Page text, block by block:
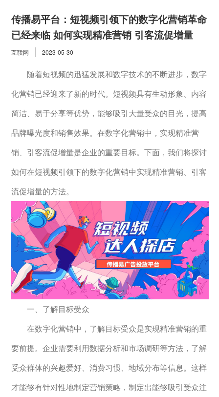
传播易平台：短视频引领下的数字化营销革命
已经来临 如何实现精准营销 引客流促增量
互联网 2023-05-30
随着短视频的迅猛发展和数字技术的不断进步，数字
化营销已经迎来了新的时代。短视频具有生动形象、内容
简洁、易于分享等优势，能够吸引大量受众的目光，提高
品牌曝光度和销售效果。在数字化营销中，实现精准营
销、引客流促增量是企业的重要目标。下面，我们将探讨
如何在短视频引领下的数字化营销中实现精准营销、引客
流促增量的方法。
一、了解目标受众
在数字化营销中，了解目标受众是实现精准营销的重
要前提。企业需要利用数据分析和市场调研等方法，了解
受众群体的兴趣爱好、消费习惯、地域分布等信息。这样
才能够有针对性地制定营销策略，制定出能够吸引受众注